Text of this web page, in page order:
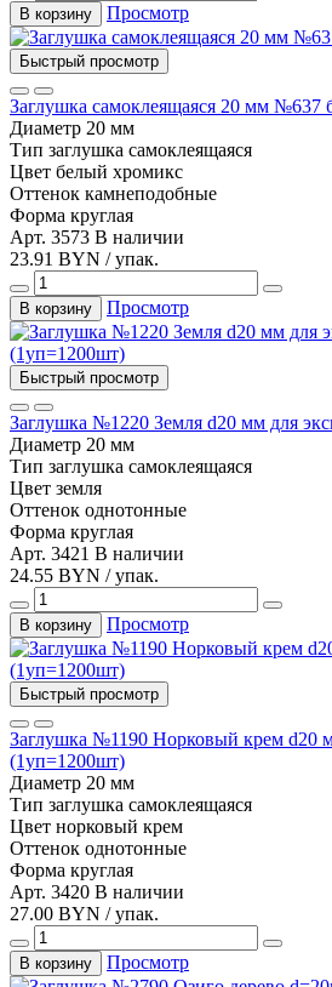
В корзину Просмотр
Быстрый просмотр
Заглушка самоклеящаяся 20 мм №637
Диаметр 20 мм
Тип заглушка самоклеящаяся
Цвет белый хромикс
Оттенок камнеподобные
Форма круглая
Арт. 3573 В наличии
23.91 BYN / упак.
В корзину Просмотр
Быстрый просмотр
Заглушка №1220 Земля d20 мм для
Диаметр 20 мм
Тип заглушка самоклеящаяся
Цвет земля
Оттенок однотонные
Форма круглая
Арт. 3421 В наличии
24.55 BYN / упак.
В корзину Просмотр
Быстрый просмотр
Заглушка №1190 Норковый крем d20
(1уп=1200шт)
Диаметр 20 мм
Тип заглушка самоклеящаяся
Цвет норковый крем
Оттенок однотонные
Форма круглая
Арт. 3420 В наличии
27.00 BYN / упак.
В корзину Просмотр